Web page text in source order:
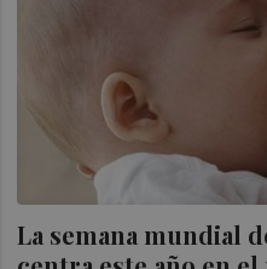
La semana mundial